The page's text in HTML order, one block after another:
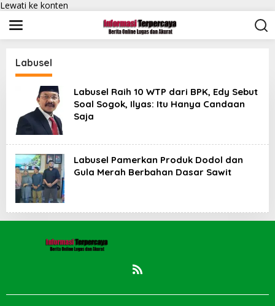
Lewati ke konten
Labusel
Labusel Raih 10 WTP dari BPK, Edy Sebut
Soal Sogok, Ilyas: Itu Hanya Candaan
Saja
Labusel Pamerkan Produk Dodol dan
Gula Merah Berbahan Dasar Sawit